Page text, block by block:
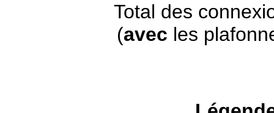
Total des
(avec les